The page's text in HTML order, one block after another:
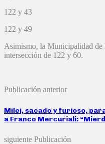
122 y 43
122 y 49
Asimismo, la Municipalidad de
intersección de 122 y 60.
Publicación anterior
Milei, sacado y furioso,
a Franco Mercuriali:
siguiente Publicación